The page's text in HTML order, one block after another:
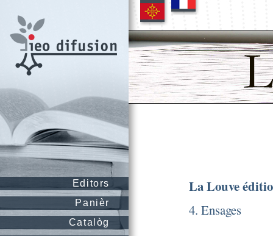
Editors
Panièr
Catalòg
La Louve
4. Ensages